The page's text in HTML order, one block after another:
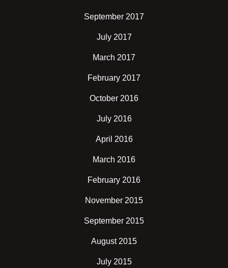
September 2017
July 2017
March 2017
February 2017
October 2016
July 2016
April 2016
March 2016
February 2016
November 2015
September 2015
August 2015
July 2015